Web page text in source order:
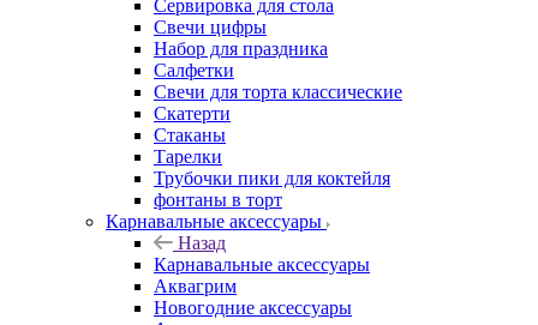
Сервировка для стола
Свечи цифры
Набор для праздника
Салфетки
Свечи для торта классические
Скатерти
Стаканы
Тарелки
Трубочки пики для коктейля
фонтаны в торт
Карнавальные аксессуары
Назад
Карнавальные аксессуары
Аквагрим
Новогодние аксессуары